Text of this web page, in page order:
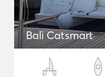
Bali Catsmart